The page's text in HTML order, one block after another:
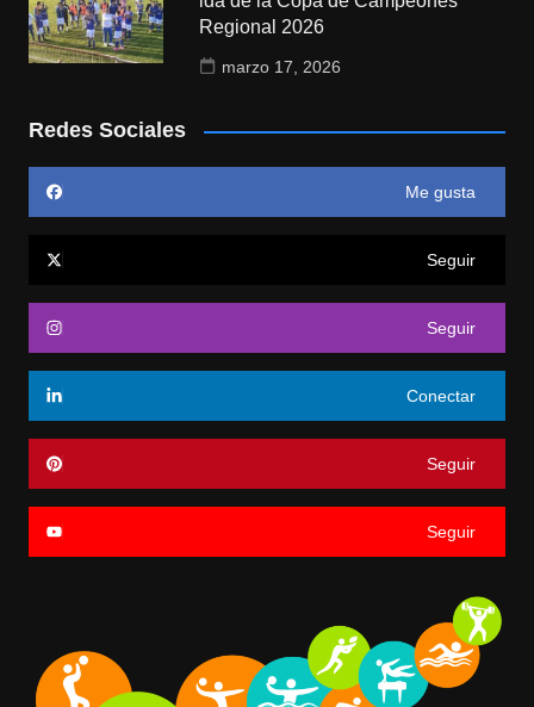
Regional 2026
marzo 17, 2026
Redes Sociales
Me gusta
Seguir
Seguir
Conectar
Seguir
Seguir